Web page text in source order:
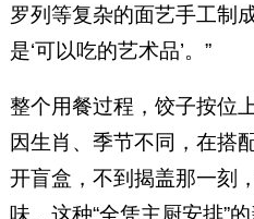
罗列等复杂的面艺手工制
是‘可以吃的艺术品’。”
整个用餐过程，饺子按位
因生肖、季节不同，在搭
开盲盒，不到揭盖那一刻
味。这种“全凭主厨安排”